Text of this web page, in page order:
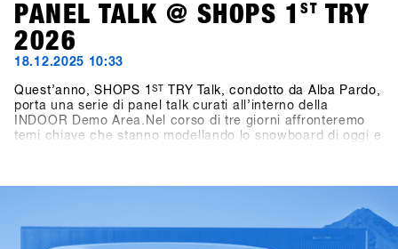
PANEL TALK @ SHOPS 1 ST TRY
2026
18.12.2025 10:33
Quest’anno, SHOPS 1ST
TRY Talk, condotto da Alba Pardo,
porta una serie di panel talk curati all’interno della
INDOOR Demo Area.Nel corso di tre giorni affronteremo
temi chiave che stanno modellando lo snowboard di oggi e
analizzando come le diverse formule di contest influenzino
i consumatori, la cultura e il futuro dello snowboard.
Martedì, il confronto si concentra sullo storytelling,